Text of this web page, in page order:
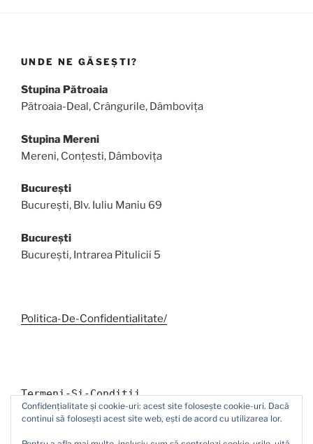
UNDE NE GĂSEȘTI?
Stupina Pătroaia
Pătroaia-Deal, Crângurile, Dâmbovița
Stupina Mereni
Mereni, Conțesti, Dâmbovița
București
București, Blv. Iuliu Maniu 69
București
București, Intrarea Pitulicii 5
Politica-De-Confidentialitate/
Termeni-Si-Conditii
Confidențialitate și cookie-uri: acest site folosește cookie-uri. Dacă
continui să folosești acest site web, ești de acord cu utilizarea lor.